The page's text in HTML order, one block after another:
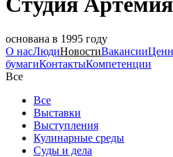
основана в 1995 году
О насЛюдиНовостиВакансии
бумагиКонтактыКомпетенции
Все
Все
Выставки
Выступления
Кулинарные среды
Суды и дела